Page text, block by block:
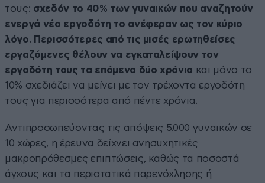
τους: σχεδόν το 40% των γυναικών που αναζητούν
ενεργά νέο εργοδότη το ανέφεραν ως τον κύριο
λόγο. Περισσότερες από τις μισές ερωτηθείσες
εργαζόμενες θέλουν να εγκαταλείψουν τον
εργοδότη τους τα επόμενα δύο χρόνια και μόνο το
10% σχεδιάζει να μείνει με τον τρέχοντα εργοδότη
τους για περισσότερα από πέντε χρόνια.
Αντιπροσωπεύοντας τις απόψεις 5.000 γυναικών σε
10 χώρες, η έρευνα δείχνει ανησυχητικές
μακροπρόθεσμες επιπτώσεις, καθώς τα ποσοστά
άγχους και τα περιστατικά παρενόχλησης ή